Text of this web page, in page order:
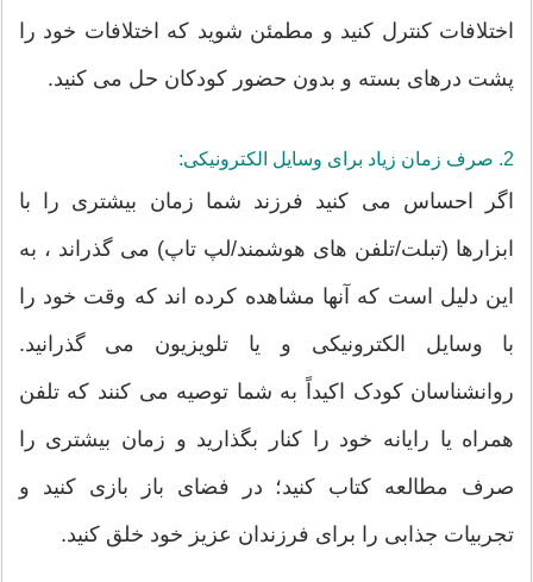
اختلافات کنترل کنید و مطمئن شوید که اختلافات خود را
پشت درهای بسته و بدون حضور کودکان حل می کنید.
2. صرف زمان زیاد برای وسایل الکترونیکی:
اگر احساس می کنید فرزند شما زمان بیشتری را با
ابزارها (تبلت/تلفن های هوشمند/لپ تاپ) می گذراند ، به
این دلیل است که آنها مشاهده کرده اند که وقت خود را
با وسایل الکترونیکی و یا تلویزیون می گذرانید.
روانشناسان کودک اکیداً به شما توصیه می کنند که تلفن
همراه یا رایانه خود را کنار بگذارید و زمان بیشتری را
صرف مطالعه کتاب کنید؛ در فضای باز بازی کنید و
تجربیات جذابی را برای فرزندان عزیز خود خلق کنید.